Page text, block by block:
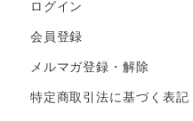
ログイン
会員登録
メルマガ登録・解除
特定商取引法に基づく表記